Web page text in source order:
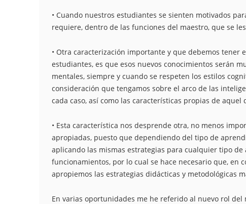
• Cuando nuestros estudiantes se sienten motivados
requiere, dentro de las funciones del maestro, que se
• Otra caracterización importante y que debemos
estudiantes, es que esos nuevos conocimientos serán
mentales, siempre y cuando se respeten los estilos
consideración que tengamos sobre el arco de las
cada caso, así como las características propias de
• Esta característica nos desprende otra, no menos
apropiadas, puesto que dependiendo del tipo de
aplicando las mismas estrategias para cualquier tipo
funcionamientos, por lo cual se hace necesario que, en
apropiemos las estrategias didácticas y metodológicas
En varias oportunidades me he referido al nuevo rol del